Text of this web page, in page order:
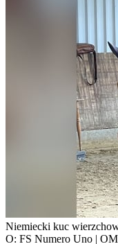
Niemiecki kuc
O: FS Numero Uno |